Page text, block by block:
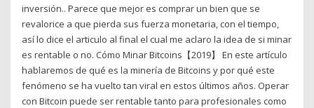
inversión.. Parece que mejor es comprar un bien que se
revalorice a que pierda sus fuerza monetaria, con el tiempo,
así lo dice el articulo al final el cual me aclaro la idea de si minar
es rentable o no. Cómo Minar Bitcoins【2019】 En este artículo
hablaremos de qué es la minería de Bitcoins y por qué este
fenómeno se ha vuelto tan viral en estos últimos años. Operar
con Bitcoin puede ser rentable tanto para profesionales como